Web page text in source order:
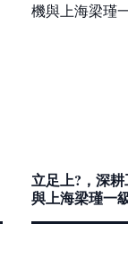
立足上?，深
與上海梁瑾一